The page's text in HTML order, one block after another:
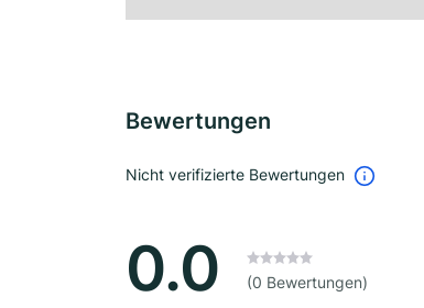
Bewertungen
Nicht verifizierte Bewertungen
0.0 (0 Bewertungen)